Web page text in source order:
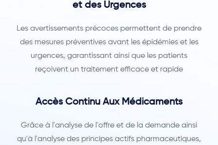
et des Urgences
Les avertissements précoces permettent de prendre
des mesures préventives avant les épidémies et les
urgences, garantissant ainsi que les patients
reçoivent un traitement efficace et rapide
Accès Continu Aux Médicaments
Grâce à l'analyse de l'offre et de la demande ainsi
qu'à l'analyse des principes actifs pharmaceutiques,